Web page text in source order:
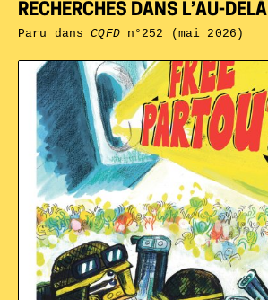
RECHERCHES DANS L’AU-DELÀ
Paru dansCQFDn°252 (mai 2026)